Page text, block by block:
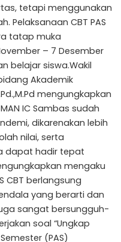
tetapi menggunakan
Pelaksanaan CBT PAS
tatap muka
– 7 Desember
belajar siswa.Wakil
Akademik
mengungkapkan
IC Sambas sudah
dikarenakan lebih
nilai, serta
dapat hadir tepat
mengaku
CBT berlangsung
yang berarti dan
sangat bersungguh-
soal “Ungkap
(PAS)